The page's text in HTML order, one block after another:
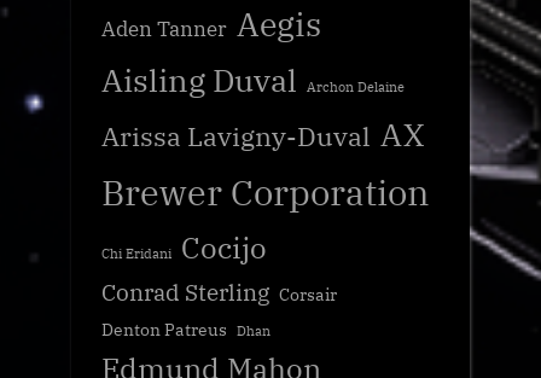
Aden Tanner Aegis
Aisling Duval Archon Delaine
Arissa Lavigny-Duval AX
Brewer Corporation
Chi Eridani Cocijo
Conrad Sterling Corsair
Denton Patreus
Dhan
Edmund Mahon